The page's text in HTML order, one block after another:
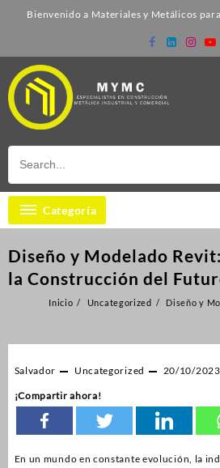
Bienvenido a Materiales y Metálicos
Categoría
Diseño y Modelado
la Construcción del
Inicio Uncategorized
Diseño y
Salvador Uncategorized 20/10/2023
¡Compartir ahora!
En un mundo en constante evolución, la